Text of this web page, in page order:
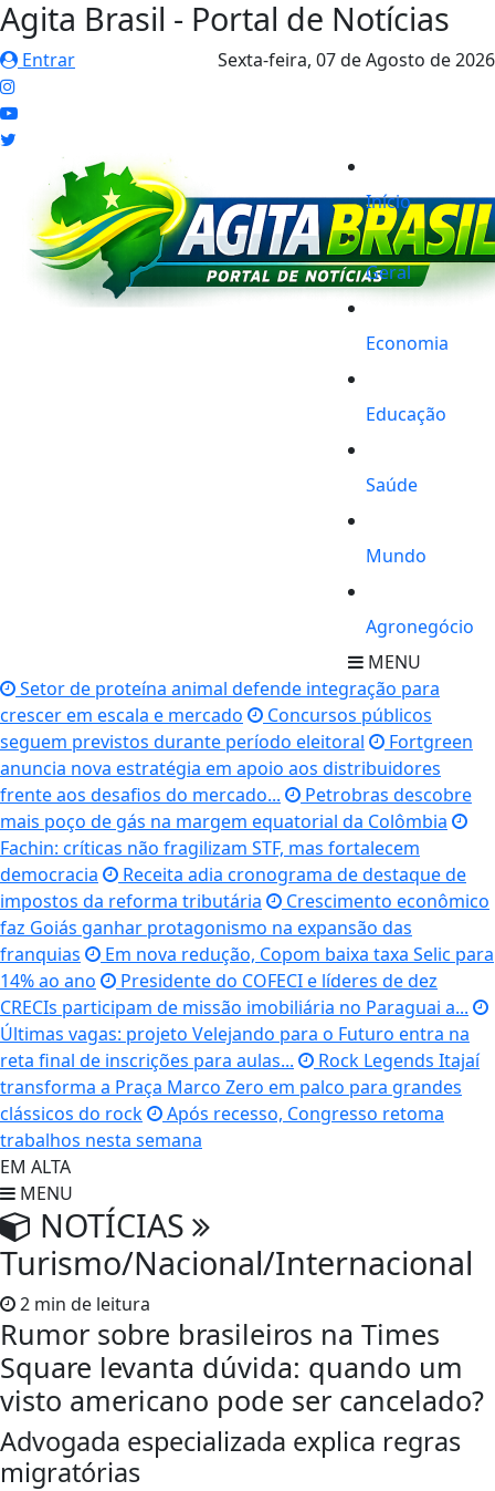
Agita Brasil - Portal de Notícias
Entrar Sexta-feira, 07 de Agosto de 2026
Início
Geral
Economia
Educação
Saúde
Mundo
Agronegócio
MENU
Setor de proteína animal defende integração para
crescer em escala e mercado
Concursos públicos
seguem previstos durante período eleitoral
Fortgreen
anuncia nova estratégia em apoio aos distribuidores
frente aos desafios do mercado...
Petrobras descobre
mais poço de gás na margem equatorial da Colômbia
Fachin: críticas não fragilizam STF, mas fortalecem
democracia
Receita adia cronograma de destaque de
impostos da reforma tributária
Crescimento econômico
faz Goiás ganhar protagonismo na expansão das
franquias
Em nova redução, Copom baixa taxa Selic para
14% ao ano
Presidente do COFECI e líderes de dez
CRECIs participam de missão imobiliária no Paraguai a...
Últimas vagas: projeto Velejando para o Futuro entra na
reta final de inscrições para aulas...
Rock Legends Itajaí
transforma a Praça Marco Zero em palco para grandes
clássicos do rock
Após recesso, Congresso retoma
trabalhos nesta semana
EM ALTA
MENU
NOTÍCIAS
Turismo/Nacional/Internacional
2 min de leitura
Rumor sobre brasileiros na Times
Square levanta dúvida: quando um
visto americano pode ser cancelado?
Advogada especializada explica regras
migratórias